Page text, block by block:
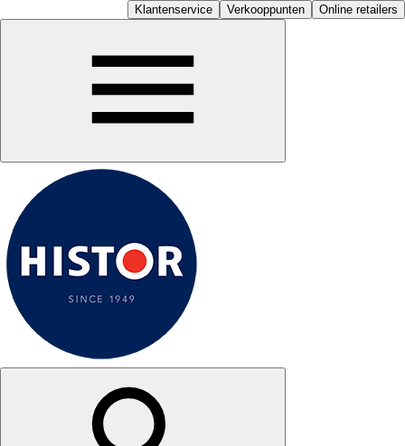
Klantenservice Verkooppunten Online retailers